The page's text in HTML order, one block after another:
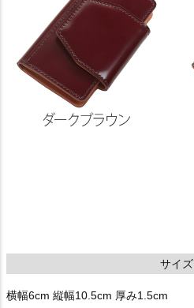
サイズ
横幅6cm 縦幅10.5cm 厚み1.5cm